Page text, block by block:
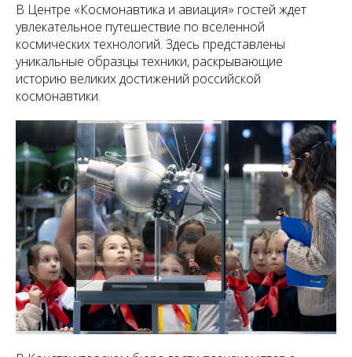
В Центре «Космонавтика и авиация» гостей ждет
увлекательное путешествие по вселенной
космических технологий. Здесь представлены
уникальные образцы техники, раскрывающие
историю великих достижений российской
космонавтики.